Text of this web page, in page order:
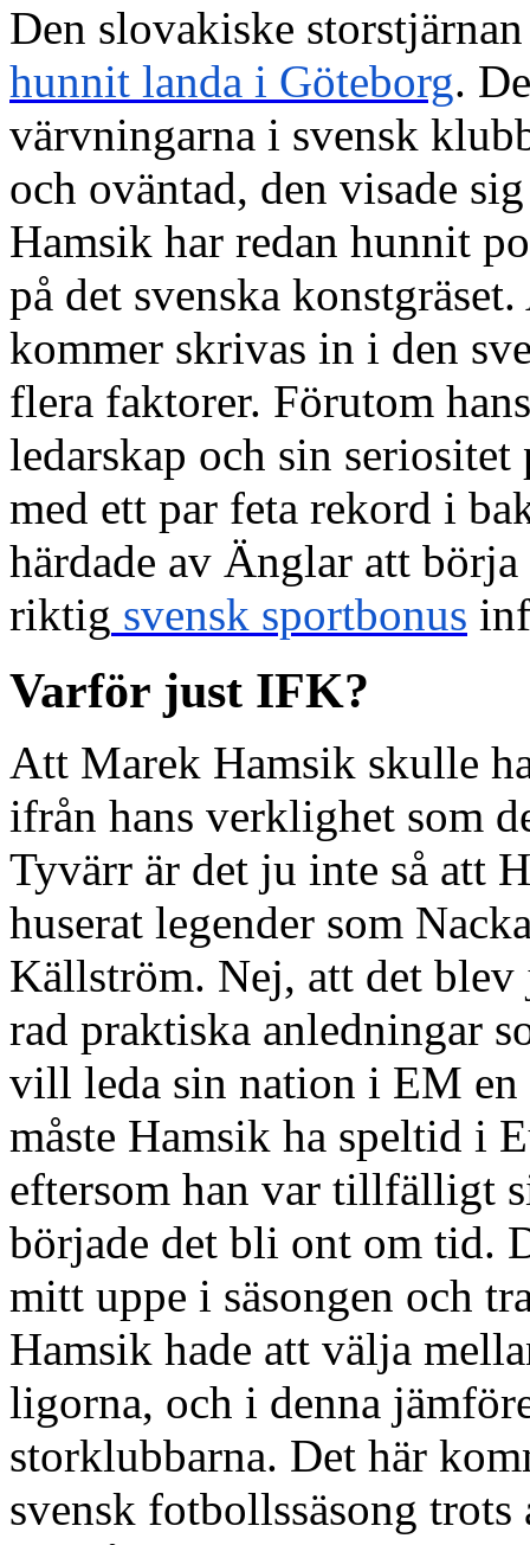
Den slovakiske
hunnit landa i Göteborg.
värvningarna i svensk
och oväntad, den visade
Hamsik har redan hunnit
på det svenska
kommer skrivas in i den
flera faktorer. Förutom
ledarskap och sin
med ett par feta rekord i
härdade av Änglar att
riktig svensk sportbonus
Varför just IFK?
Att Marek Hamsik skulle
ifrån hans verklighet som
Tyvärr är det ju inte så att
huserat legender som
Källström. Nej, att det blev
rad praktiska anledningar
vill leda sin nation i EM en
måste Hamsik ha speltid i
eftersom han var tillfälligt
började det bli ont om tid.
mitt uppe i säsongen och
Hamsik hade att välja
ligorna, och i denna
storklubbarna. Det här
svensk fotbollssäsong